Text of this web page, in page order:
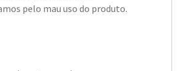
pelo mau uso do produto.